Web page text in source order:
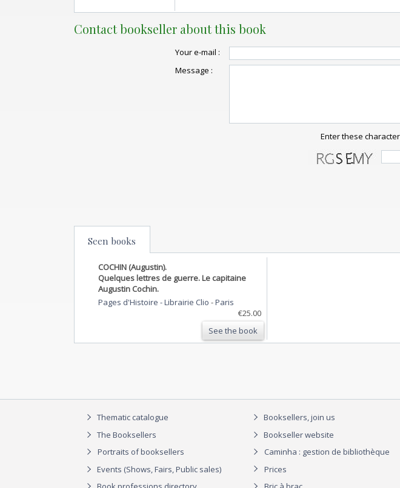
Contact bookseller about this book
Your e-mail :
Message :
Enter these
Seen books
COCHIN (Augustin).
Quelques lettres de guerre. Le capitaine
Augustin Cochin.
Pages d'Histoire - Librairie Clio -Paris
€25.00
See the book
Thematic catalogue
The Booksellers
Portraits of booksellers
Events (Shows, Fairs, Public sales)
Booksellers, join us
Bookseller website
Caminha : gestion de bibliothèque
Prices